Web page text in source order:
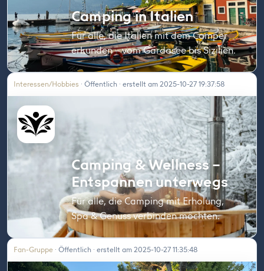
Camping in Italien
Für alle, die Italien mit dem Camper
erkunden – vom Gardasee bis Sizilien.
Interessen/Hobbies · Öffentlich · erstellt am 2025-10-27 19:37:58
Camping & Wellness –
Entspannen unterwegs
Für alle, die Camping mit Erholung,
Spa & Genuss verbinden möchten.
Fan-Gruppe · Öffentlich · erstellt am 2025-10-27 11:35:48